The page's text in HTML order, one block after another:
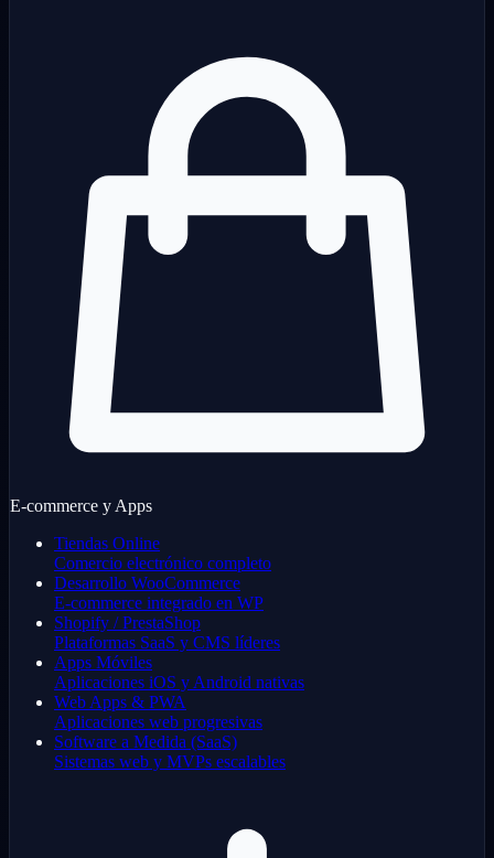
E-commerce y Apps
Tiendas Online
Comercio electrónico completo
Desarrollo WooCommerce
E-commerce integrado en WP
Shopify / PrestaShop
Plataformas SaaS y CMS líderes
Apps Móviles
Aplicaciones iOS y Android nativas
Web Apps & PWA
Aplicaciones web progresivas
Software a Medida (SaaS)
Sistemas web y MVPs escalables